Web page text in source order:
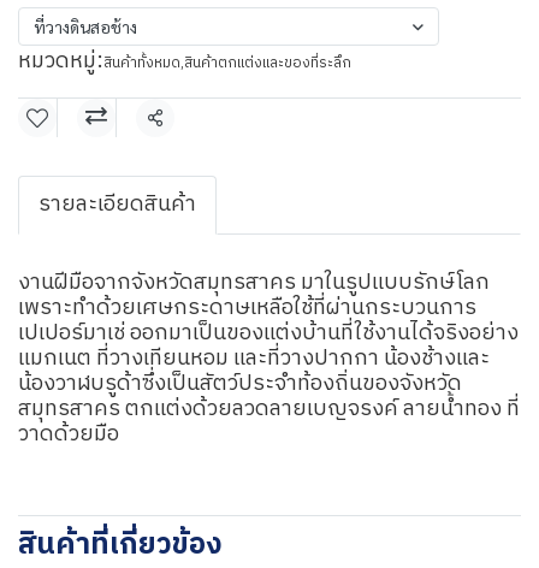
ที่วางดินสอช้าง
หมวดหมู่:สินค้าทั้งหมด,สินค้าตกแต่งและของที่ระลึก
แชร์
รายละเอียดสินค้า
งานฝีมือจากจังหวัดสมุทรสาคร มาในรูปแบบรักษ์โลก
เพราะทำด้วยเศษกระดาษเหลือใช้ที่ผ่านกระบวนการ
เปเปอร์มาเช่ ออกมาเป็นของแต่งบ้านที่ใช้งานได้จริงอย่าง
แมกเนต ที่วางเทียนหอม และที่วางปากกา น้องช้างและ
น้องวาฬบรูด้าซึ่งเป็นสัตว์ประจำท้องถิ่นของจังหวัด
สมุทรสาคร ตกแต่งด้วยลวดลายเบญจรงค์ ลายน้ำทอง ที่
วาดด้วยมือ
สินค้าที่เกี่ยวข้อง